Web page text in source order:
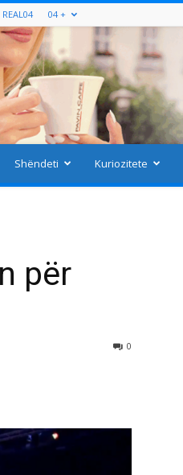
REAL04 04 +
Shëndeti Kuriozitete
për
0